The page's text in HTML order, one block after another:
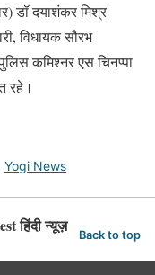
डॉ दयाशंकर मिश्र
विधायक सौरभ
कमिश्नर एस चिनप्पा
रहे।
Yogi News
हिंदी न्यूज़ Back to top